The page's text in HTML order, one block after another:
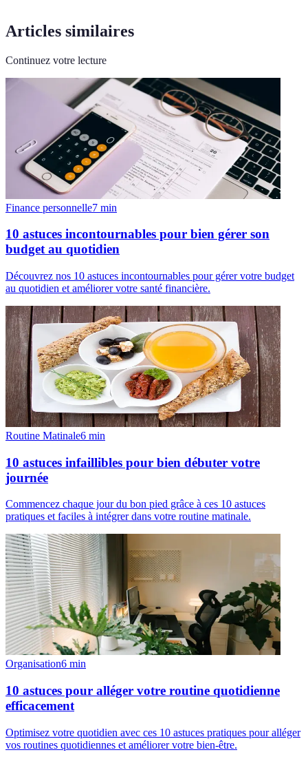
Articles similaires
Continuez votre lecture
Finance personnelle7 min
10 astuces incontournables pour bien gérer son
budget au quotidien
Découvrez nos 10 astuces incontournables pour gérer votre budget
au quotidien et améliorer votre santé financière.
Routine Matinale6 min
10 astuces infaillibles pour bien débuter votre
journée
Commencez chaque jour du bon pied grâce à ces 10 astuces
pratiques et faciles à intégrer dans votre routine matinale.
Organisation6 min
10 astuces pour alléger votre routine quotidienne
efficacement
Optimisez votre quotidien avec ces 10 astuces pratiques pour alléger
vos routines quotidiennes et améliorer votre bien-être.